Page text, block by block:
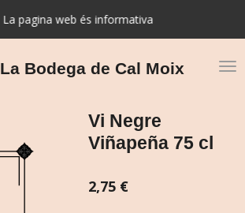
La Bodega de Cal Moix
La pagina web és informativa
Vi Negre
Viñapeña 75 cl
2,75 €